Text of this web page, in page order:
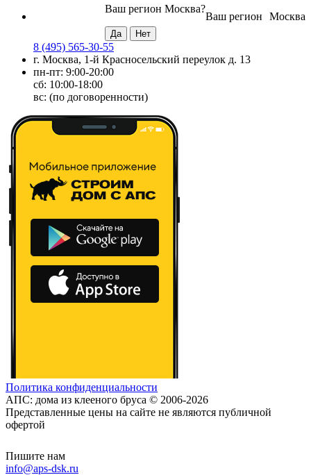
Москва
Ваш регион
Ваш регион Москва?
8 (495) 565-30-55
г. Москва, 1-й Красносельский переулок д. 13
пн-пт: 9:00-20:00
сб: 10:00-18:00
вс: (по договоренности)
Политика конфиденциальности
АПС: дома из клееного бруса © 2006-2026
Представленные цены на сайте не являются публичной
офертой
Пишите нам
info@aps-dsk.ru